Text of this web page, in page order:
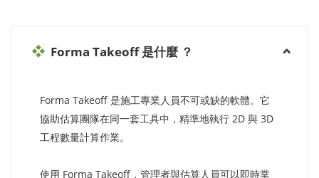
Forma Takeoff 是什麼 ？
Forma Takeoff 是施工專業人員不可或缺的軟體。它
協助估算團隊在同一套工具中，精準地執行 2D 與 3D
工程數量計算作業。
使用 Forma Takeoff，管理者與估算人員可以即時掌